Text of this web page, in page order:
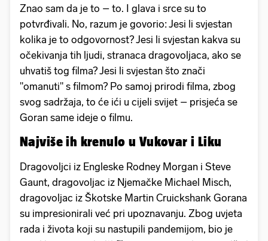
Znao sam da je to – to. I glava i srce su to
potvrđivali. No, razum je govorio: Jesi li svjestan
kolika je to odgovornost? Jesi li svjestan kakva su
očekivanja tih ljudi, stranaca dragovoljaca, ako se
uhvatiš tog filma? Jesi li svjestan što znači
"omanuti" s filmom? Po samoj prirodi filma, zbog
svog sadržaja, to će ići u cijeli svijet – prisjeća se
Goran same ideje o filmu.
Najviše ih krenulo u Vukovar i Liku
Dragovoljci iz Engleske Rodney Morgan i Steve
Gaunt, dragovoljac iz Njemačke Michael Misch,
dragovoljac iz Škotske Martin Cruickshank Gorana
su impresionirali već pri upoznavanju. Zbog uvjeta
rada i života koji su nastupili pandemijom, bio je